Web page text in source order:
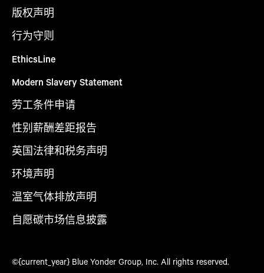
版权声明
行为守则
EthicsLine
Modern Slavery Statement
劳工条件申请
性别薪酬差距报告
英国法律和税务声明
环境声明
温室气体排放声明
自愿碳市场信息披露
©{current_year} Blue Yonder Group, Inc. All rights reserved.